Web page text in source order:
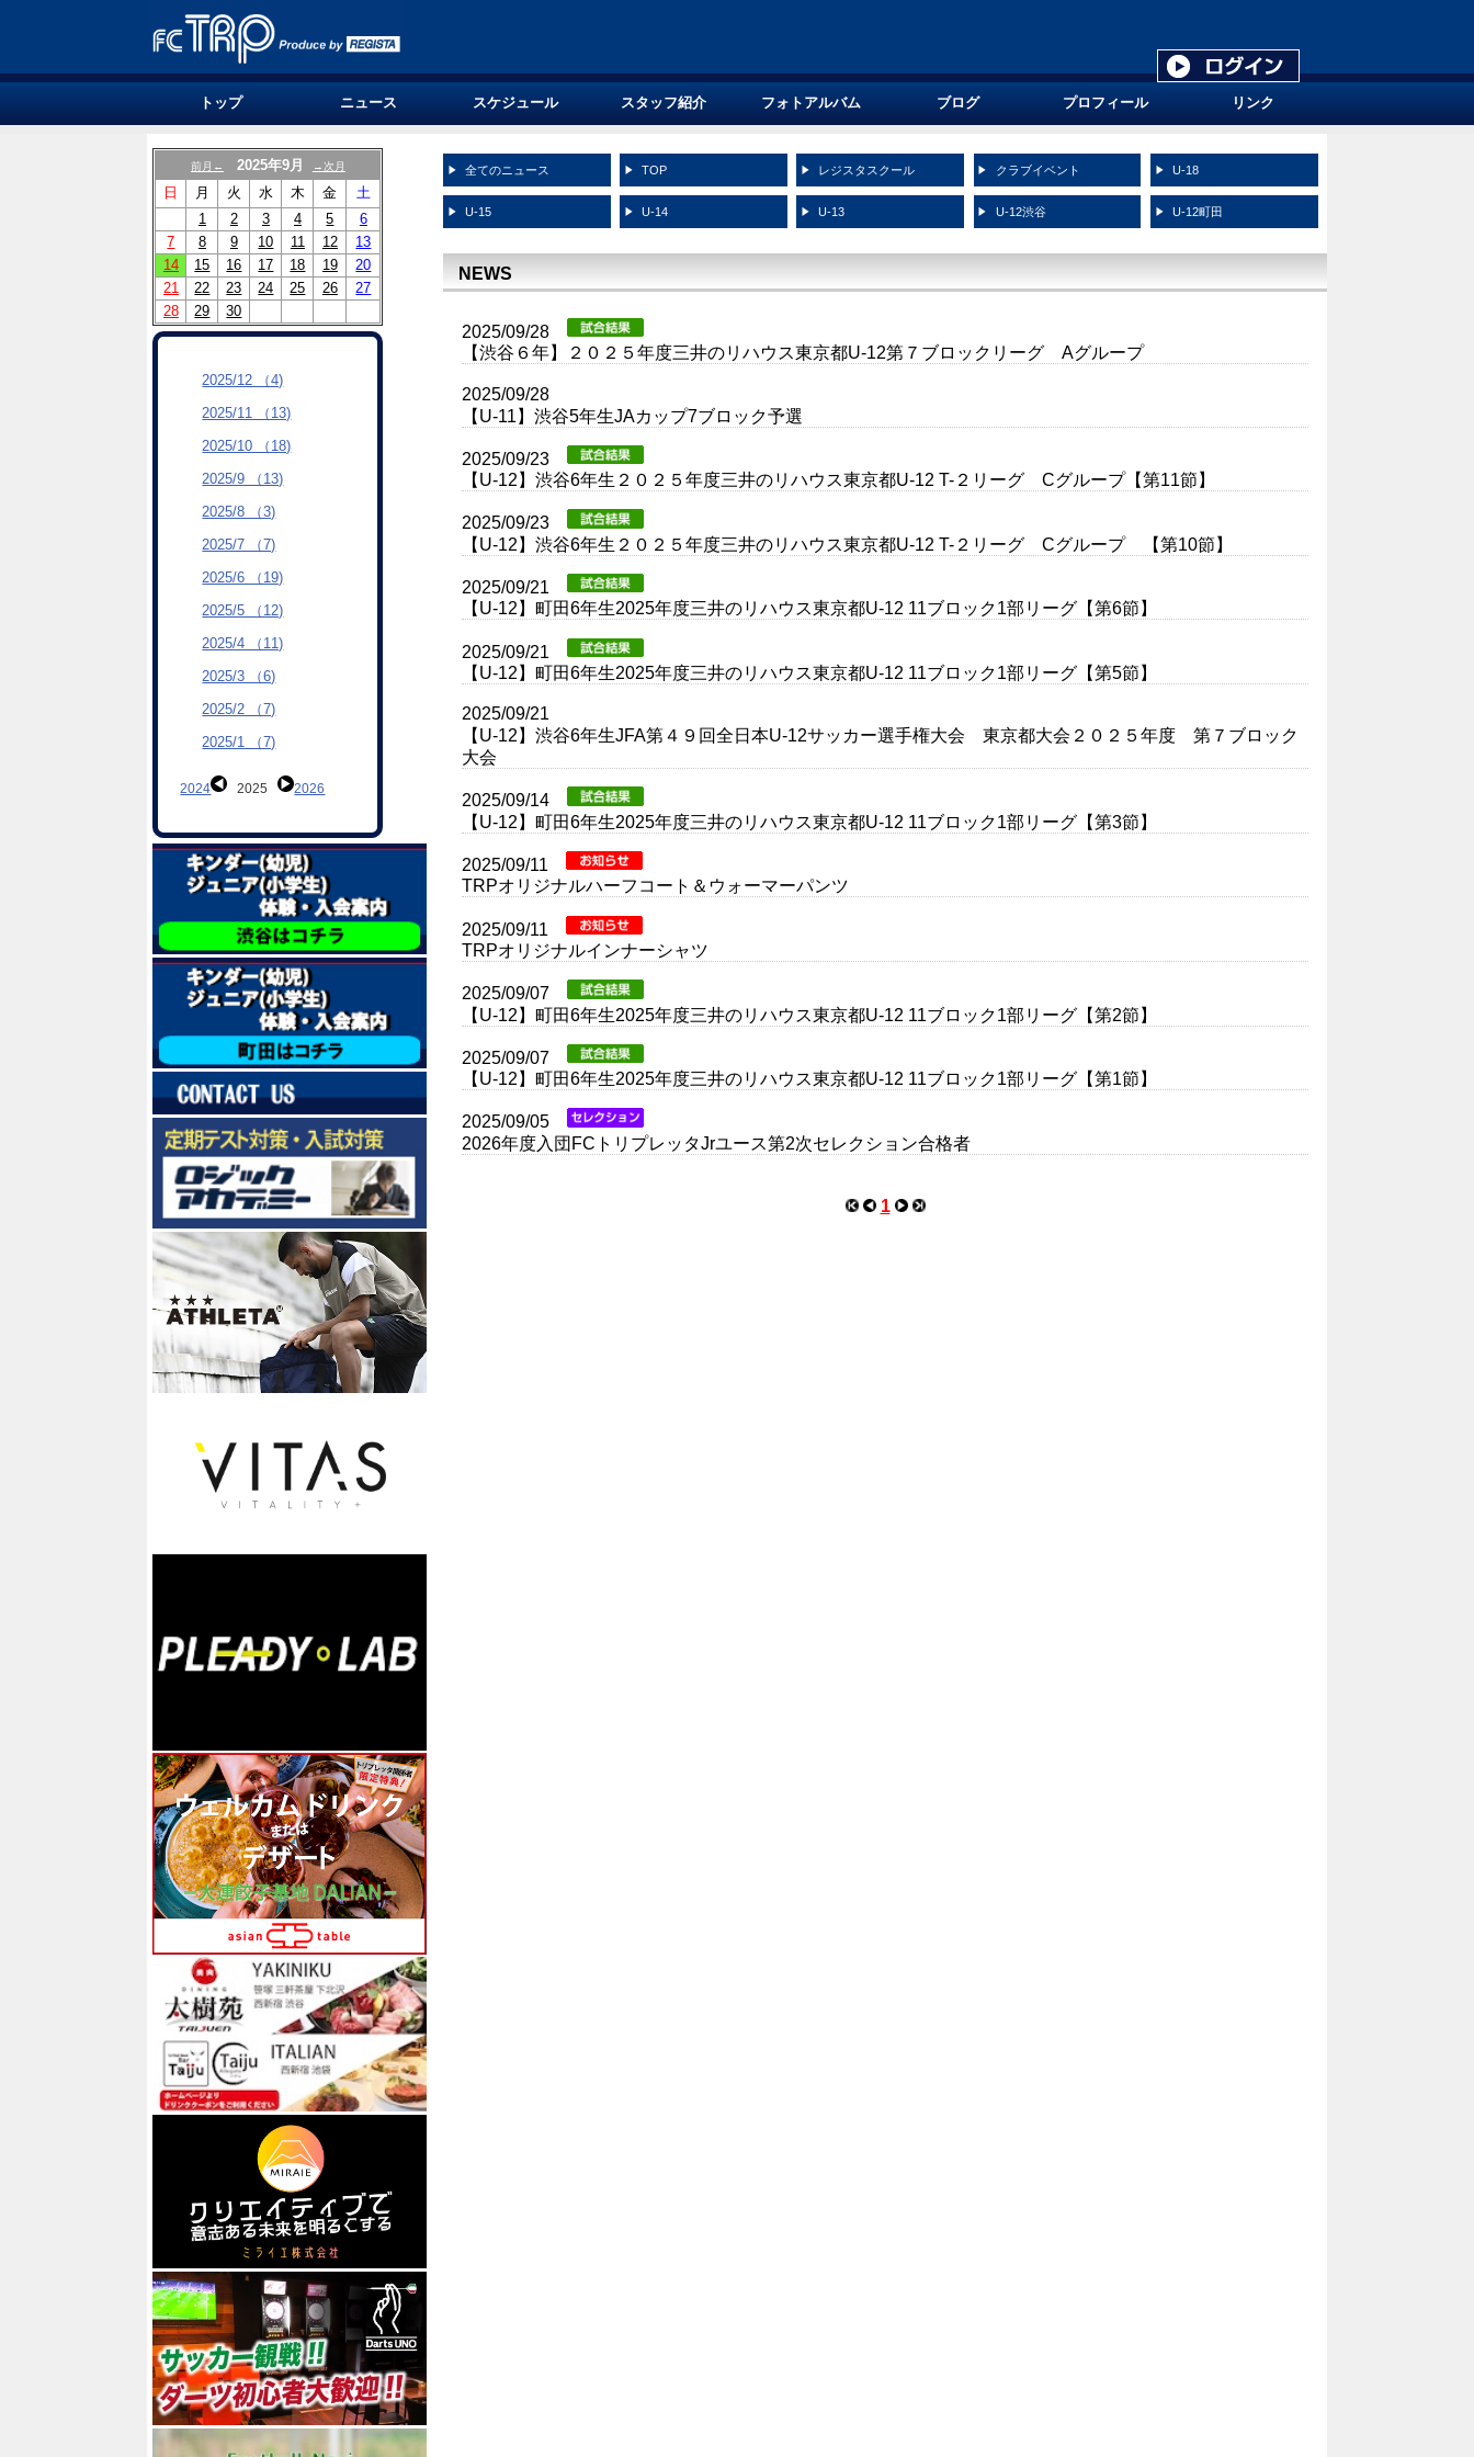
トップ ニュース スケジュール スタッフ紹介 フォトアルバム ブログ プロフィール リンク
全てのニュース TOP レジスタスクール クラブイベント U-18
U-15 U-14 U-13 U-12渋谷 U-12町田
NEWS
2025/09/28
【渋谷６年】２０２５年度三井のリハウス東京都U-12第７ブロックリーグ Aグループ
2025/09/28
【U-11】渋谷5年生JAカップ7ブロック予選
2025/09/23
【U-12】渋谷6年生２０２５年度三井のリハウス東京都U-12 T-２リーグ Cグループ【第11節】
2025/09/23
【U-12】渋谷6年生２０２５年度三井のリハウス東京都U-12 T-２リーグ Cグループ 【第10節】
2025/09/21
【U-12】町田6年生2025年度三井のリハウス東京都U-12 11ブロック1部リーグ【第6節】
2025/09/21
【U-12】町田6年生2025年度三井のリハウス東京都U-12 11ブロック1部リーグ【第5節】
2025/09/21
【U-12】渋谷6年生JFA第４９回全日本U-12サッカー選手権大会 東京都大会２０２５年度 第７ブロック
大会
2025/09/14
【U-12】町田6年生2025年度三井のリハウス東京都U-12 11ブロック1部リーグ【第3節】
2025/09/11
TRPオリジナルハーフコート＆ウォーマーパンツ
2025/09/11
TRPオリジナルインナーシャツ
2025/09/07
【U-12】町田6年生2025年度三井のリハウス東京都U-12 11ブロック1部リーグ【第2節】
2025/09/07
【U-12】町田6年生2025年度三井のリハウス東京都U-12 11ブロック1部リーグ【第1節】
2025/09/05
2026年度入団FCトリプレッタJrユース第2次セレクション合格者
1
前月← 2025年9月 →次月
日 月 火 水 木 金
土
1
2 3 4 5
6
7
8 9 10 11 12
13
14
15 16 17 18 19
20
21
22 23 24 25 26
27
28
29 30
2025/12 （4)
2025/11 （13)
2025/10 （18)
2025/9 （13)
2025/8 （3)
2025/7 （7)
2025/6 （19)
2025/5 （12)
2025/4 （11)
2025/3 （6)
2025/2 （7)
2025/1 （7)
2024 2025 2026